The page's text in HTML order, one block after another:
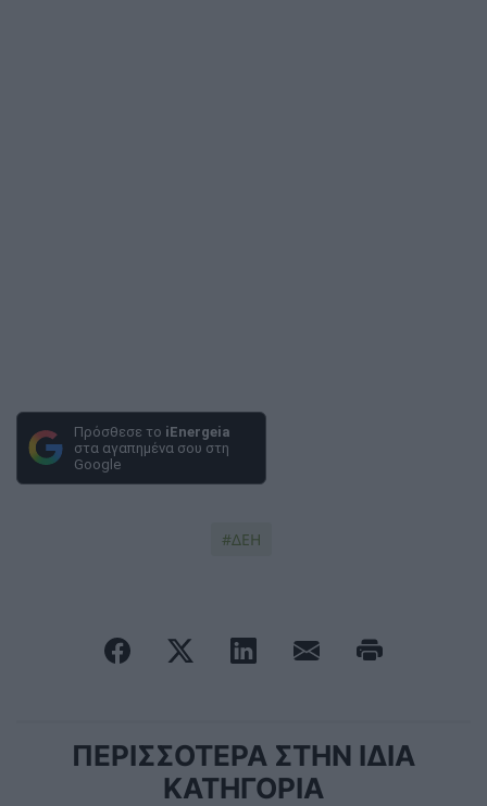
Πρόσθεσε το iEnergeia
στα αγαπημένα σου στη
Google
ΔΕΗ
ΠΕΡΙΣΣΟΤΕΡΑ ΣΤΗΝ ΙΔΙΑ
ΚΑΤΗΓΟΡΙΑ